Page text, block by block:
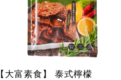
【大富素食】 泰式檸檬